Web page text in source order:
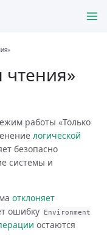
чтения»
работы «Только
логической
безопасно
системы и
отклоняет
ошибку
Environment
остаются